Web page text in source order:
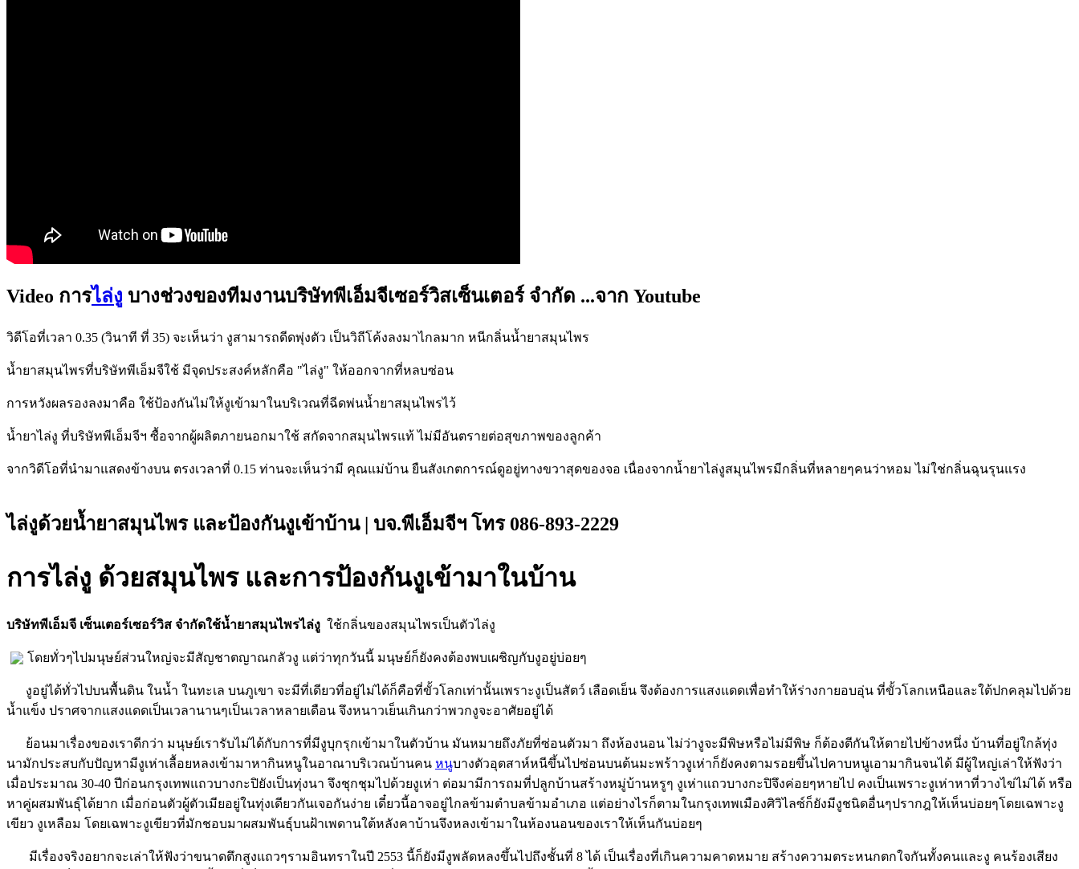
Video การไล่งู บางช่วงของทีมงานบริษัทพีเอ็มจีเซอร์วิสเซ็นเตอร์ จำกัด ...จาก Youtube
วิดีโอที่เวลา 0.35 (วินาที ที่ 35) จะเห็นว่า งูสามารถดีดพุ่งตัว เป็นวิถีโค้งลงมาไกลมาก หนีกลิ่นน้ำยาสมุนไพร
น้ำยาสมุนไพรที่บริษัทพีเอ็มจีใช้ มีจุดประสงค์หลักคือ "ไล่งู" ให้ออกจากที่หลบซ่อน
การหวังผลรองลงมาคือ ใช้ป้องกันไม่ให้งูเข้ามาในบริเวณที่ฉีดพ่นน้ำยาสมุนไพรไว้
น้ำยาไล่งู ที่บริษัทพีเอ็มจีฯ ซื้อจากผู้ผลิตภายนอกมาใช้ สกัดจากสมุนไพรแท้ ไม่มีอันตรายต่อสุขภาพของลูกค้า
จากวิดีโอที่นำมาแสดงข้างบน ตรงเวลาที่ 0.15 ท่านจะเห็นว่ามี คุณแม่บ้าน ยืนสังเกตการณ์ดูอยู่ทางขวาสุดของจอ เนื่องจากน้ำยาไล่งูสมุนไพรมีกลิ่นที่หลายๆคนว่าหอม ไม่ใช่กลิ่นฉุนรุนแรง
ไล่งูด้วยน้ำยาสมุนไพร และป้องกันงูเข้าบ้าน | บจ.พีเอ็มจีฯ โทร 086-893-2229
การไล่งู ด้วยสมุนไพร และการป้องกันงูเข้ามาในบ้าน
บริษัทพีเอ็มจี เซ็นเตอร์เซอร์วิส จำกัดใช้น้ำยาสมุนไพรไล่งู ใช้กลิ่นของสมุนไพรเป็นตัวไล่งู
โดยทั่วๆไปมนุษย์ส่วนใหญ่จะมีสัญชาตญาณกลัวงู แต่ว่าทุกวันนี้ มนุษย์ก็ยังคงต้องพบเผชิญกับงูอยู่บ่อยๆ
งูอยู่ได้ทั่วไปบนพื้นดิน ในน้ำ ในทะเล บนภูเขา จะมีที่เดียวที่อยู่ไม่ได้ก็คือที่ขั้วโลกเท่านั้นเพราะงูเป็นสัตว์ เลือดเย็น จึงต้องการแสงแดดเพื่อทำให้ร่างกายอบอุ่น ที่ขั้วโลกเหนือและใต้ปกคลุมไปด้วย
น้ำแข็ง ปราศจากแสงแดดเป็นเวลานานๆเป็นเวลาหลายเดือน จึงหนาวเย็นเกินกว่าพวกงูจะอาศัยอยู่ได้
ย้อนมาเรื่องของเราดีกว่า มนุษย์เรารับไม่ได้กับการที่มีงูบุกรุกเข้ามาในตัวบ้าน มันหมายถึงภัยที่ซ่อนตัวมา ถึงห้องนอน ไม่ว่างูจะมีพิษหรือไม่มีพิษ ก็ต้องตีกันให้ตายไปข้างหนึ่ง บ้านที่อยู่ใกล้ทุ่ง
นามักประสบกับปัญหามีงูเห่าเลื้อยหลงเข้ามาหากินหนูในอาณาบริเวณบ้านคน หนูบางตัวอุตสาห์หนีขึ้นไปซ่อนบนต้นมะพร้าวงูเห่าก็ยังคงตามรอยขึ้นไปคาบหนูเอามากินจนได้ มีผู้ใหญ่เล่าให้ฟังว่า
เมื่อประมาณ 30-40 ปีก่อนกรุงเทพแถวบางกะปิยังเป็นทุ่งนา จึงชุกชุมไปด้วยงูเห่า ต่อมามีการถมที่ปลูกบ้านสร้างหมู่บ้านหรูๆ งูเห่าแถวบางกะปิจึงค่อยๆหายไป คงเป็นเพราะงูเห่าหาที่วางไข่ไม่ได้ หรือ
หาคู่ผสมพันธุ์ได้ยาก เมื่อก่อนตัวผู้ตัวเมียอยู่ในทุ่งเดียวกันเจอกันง่าย เดี๋ยวนี้อาจอยู่ไกลข้ามตำบลข้ามอำเภอ แต่อย่างไรก็ตามในกรุงเทพเมืองศิวิไลซ์ก็ยังมีงูชนิดอื่นๆปรากฎให้เห็นบ่อยๆโดยเฉพาะงู
เขียว งูเหลือม โดยเฉพาะงูเขียวที่มักชอบมาผสมพันธุ์บนฝ้าเพดานใต้หลังคาบ้านจึงหลงเข้ามาในห้องนอนของเราให้เห็นกันบ่อยๆ
มีเรื่องจริงอยากจะเล่าให้ฟังว่าขนาดตึกสูงแถวๆรามอินทราในปี 2553 นี้ก็ยังมีงูพลัดหลงขึ้นไปถึงชั้นที่ 8 ได้ เป็นเรื่องที่เกินความคาดหมาย สร้างความตระหนกตกใจกันทั้งคนและงู คนร้องเสียง